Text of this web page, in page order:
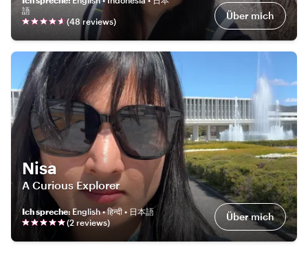
語
(48reviews) Über mich
Nisa
A Curious Explorer
Ich spreche:English • हिन्दी • 日本語
(2reviews) Über mich